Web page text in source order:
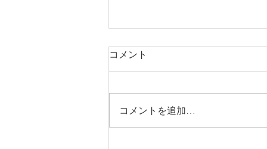
本日は通常通り診療中
コメント
コメントを追加…